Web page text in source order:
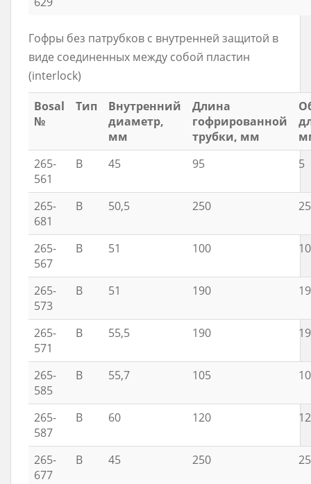
Гофры без патрубков с внутренней защитой в
виде соединенных между собой пластин
(interlock)
Bosal
№
Тип
Внутренний
диаметр,
мм
Длина
гофрированной
трубки, мм
265-
561
B 45 95 5
265-
681
B 50,5 250
265-
567
B 51 100
265-
573
B 51 190
265-
571
B 55,5 190
265-
585
B 55,7 105
265-
587
B 60 120
265-
677
B 45 250